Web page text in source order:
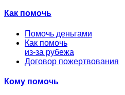
Как помочь
Помочь деньгами
Как помочь
из-за рубежа
Договор пожертвования
Кому помочь